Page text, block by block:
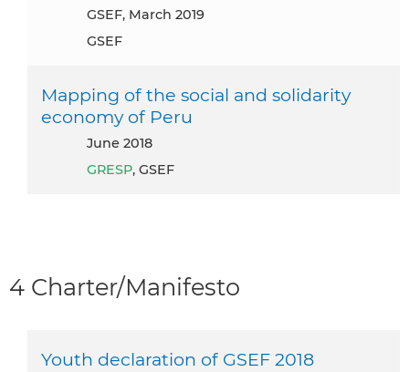
GSEF, March 2019
GSEF
Mapping of the social and solidarity
economy of Peru
June 2018
GRESP, GSEF
4 Charter/Manifesto
Youth declaration of GSEF 2018